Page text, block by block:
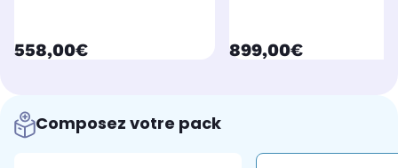
currentPrice
558,00€ currentPrice
899,00€
Composez votre pack